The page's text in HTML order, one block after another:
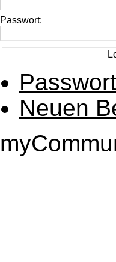
Passwort:
Neuen